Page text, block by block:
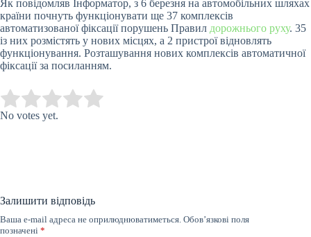
Як повідомляв Інформатор, з 6 березня на автомобільних шляхах
країни почнуть функціонувати ще 37 комплексів
автоматизованої фіксації порушень Правил дорожнього руху. 35
із них розмістять у нових місцях, а 2 пристрої відновлять
функціонування. Розташування нових комплексів автоматичної
фіксації за посиланням.
Rate this item:
No votes yet.
Залишити відповідь
Ваша e-mail адреса не оприлюднюватиметься. Обов’язкові поля
позначені *